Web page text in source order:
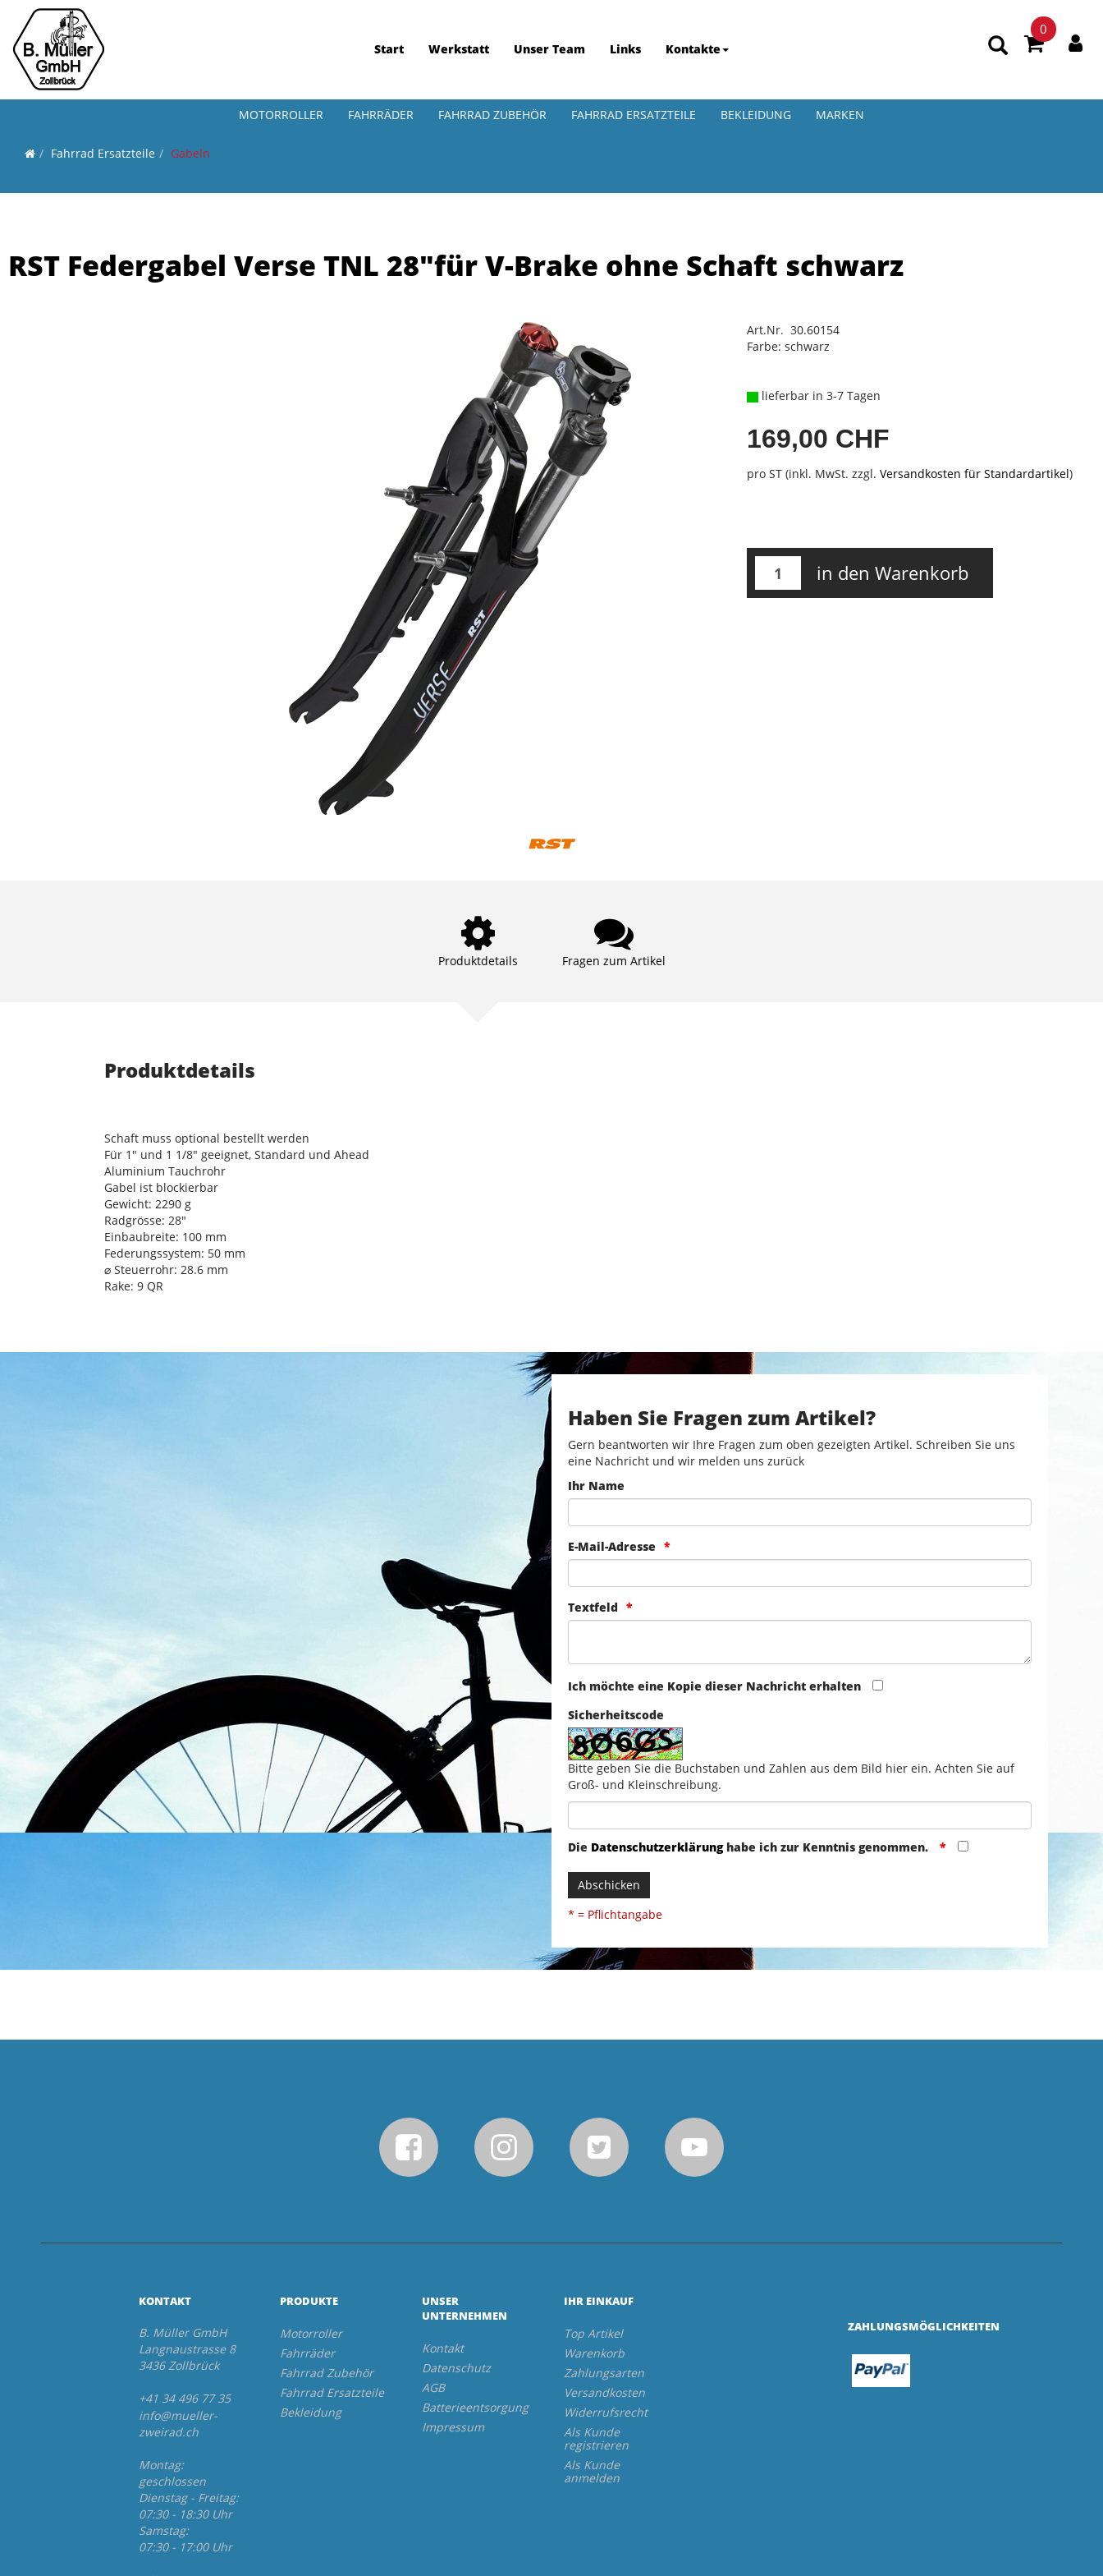
0
Start Werkstatt Unser Team Links Kontakte
MOTORROLLER FAHRRÄDER FAHRRAD ZUBEHÖR FAHRRAD ERSATZTEILE BEKLEIDUNG MARKEN
Fahrrad Ersatzteile Gabeln
RST Federgabel Verse TNL 28"für V-Brake ohne Schaft schwarz
Art.Nr. 30.60154
Farbe: schwarz
lieferbar in 3-7 Tagen
169,00 CHF
pro ST (inkl. MwSt. zzgl. Versandkosten für Standardartikel)
in den Warenkorb
Produktdetails Fragen zum Artikel
Produktdetails
Schaft muss optional bestellt werden
Für 1" und 1 1/8" geeignet, Standard und Ahead
Aluminium Tauchrohr
Gabel ist blockierbar
Gewicht: 2290 g
Radgrösse: 28"
Einbaubreite: 100 mm
Federungssystem: 50 mm
⌀ Steuerrohr: 28.6 mm
Rake: 9 QR
Haben Sie Fragen zum Artikel?
Gern beantworten wir Ihre Fragen zum oben gezeigten Artikel. Schreiben Sie uns
eine Nachricht und wir melden uns zurück
Ihr Name
E-Mail-Adresse
Textfeld
Ich möchte eine Kopie dieser Nachricht erhalten
Sicherheitscode
Bitte geben Sie die Buchstaben und Zahlen aus dem Bild hier ein. Achten Sie auf
Groß- und Kleinschreibung.
Die Datenschutzerklärunghabe ich zur Kenntnis genommen.
Abschicken
* = Pflichtangabe
KONTAKT
B. Müller GmbH
Langnaustrasse 8
3436 Zollbrück
+41 34 496 77 35
info@mueller-
zweirad.ch
Montag:
geschlossen
Dienstag - Freitag:
07:30 - 18:30 Uhr
Samstag:
07:30 - 17:00 Uhr
PRODUKTE
Motorroller
Fahrräder
Fahrrad Zubehör
Fahrrad Ersatzteile
Bekleidung
UNSER
UNTERNEHMEN
Kontakt
Datenschutz
AGB
Batterieentsorgung
Impressum
IHR EINKAUF
Top Artikel
Warenkorb
Zahlungsarten
Versandkosten
Widerrufsrecht
Als Kunde
registrieren
Als Kunde
anmelden
ZAHLUNGSMÖGLICHKEITEN